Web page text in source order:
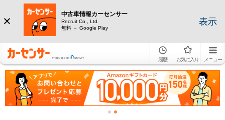
中古車情報カーセンサー
Recruit Co., Ltd.
無料 － Google Play
表示
履歴 お気に入り メニュー